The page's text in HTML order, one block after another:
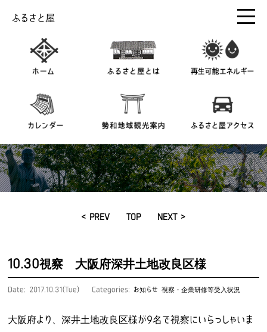
ふるさと屋
< PREV TOP NEXT >
10.30視察 大阪府深井土地改良区様
Date: 2017.10.31(Tue) Categories: お知らせ 視察・企業研修等受入状況
大阪府より、深井土地改良区様が9名で視察にいらっしゃいま